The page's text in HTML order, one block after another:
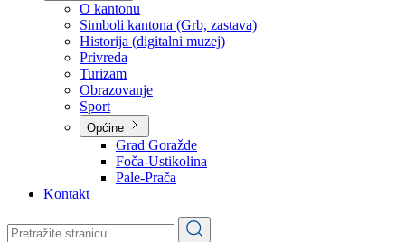
O kantonu
Simboli kantona (Grb, zastava)
Historija (digitalni muzej)
Privreda
Turizam
Obrazovanje
Sport
Općine
Grad Goražde
Foča-Ustikolina
Pale-Prača
Kontakt